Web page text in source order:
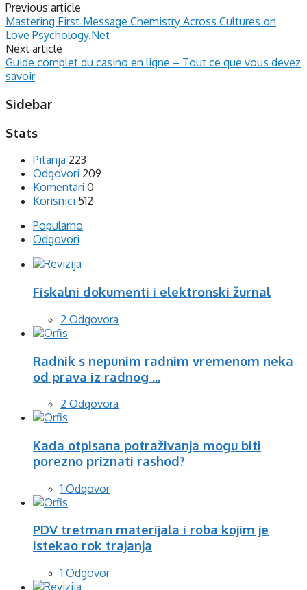
Previous article
Mastering First‑Message Chemistry Across Cultures on
Love Psychology.Net
Next article
Guide complet du casino en ligne – Tout ce que vous devez
savoir
Sidebar
Stats
Pitanja 223
Odgovori 209
Komentari 0
Korisnici 512
Popularno
Odgovori
Fiskalni dokumenti i elektronski žurnal
2 Odgovora
Radnik s nepunim radnim vremenom neka
od prava iz radnog ...
2 Odgovora
Kada otpisana potraživanja mogu biti
porezno priznati rashod?
1 Odgovor
PDV tretman materijala i roba kojim je
istekao rok trajanja
1 Odgovor